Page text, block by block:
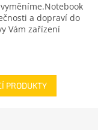
a dopraví do
Vám zařízení
PRODUKTY